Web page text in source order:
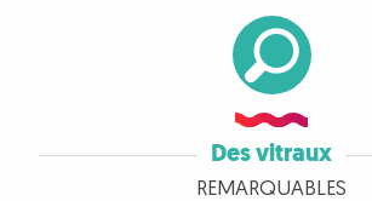
Des vitraux
REMARQUABLES